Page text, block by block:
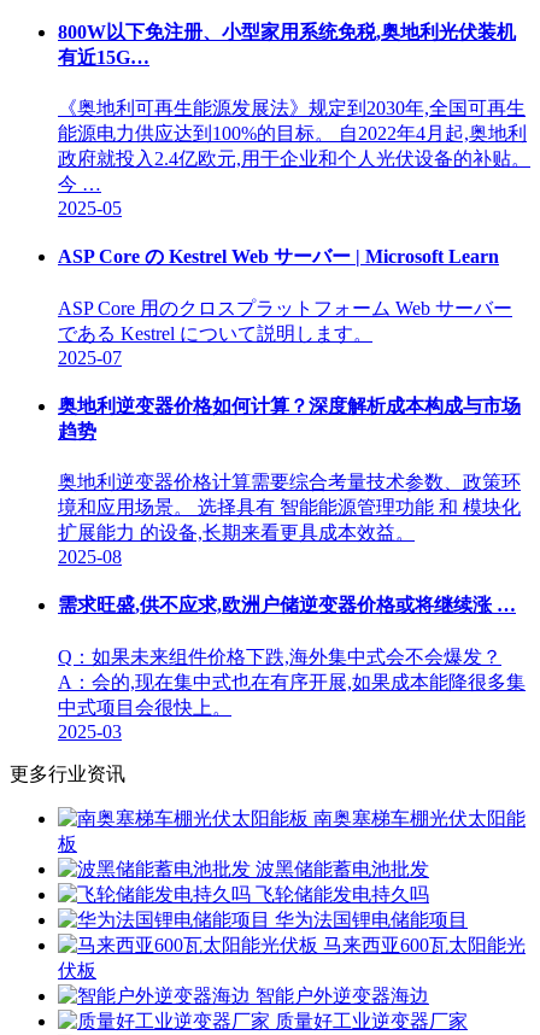
800W以下免注册、小型家用系统免税,奥地利光伏装机
有近15G…
《奥地利可再生能源发展法》规定到2030年,全国可再生
能源电力供应达到100%的目标。 自2022年4月起,奥地利
政府就投入2.4亿欧元,用于企业和个人光伏设备的补贴。
今 …
2025-05
ASP Core の Kestrel Web サーバー | Microsoft Learn
ASP Core 用のクロスプラットフォーム Web サーバー
である Kestrel について説明します。
2025-07
奥地利逆变器价格如何计算？深度解析成本构成与市场
趋势
奥地利逆变器价格计算需要综合考量技术参数、政策环
境和应用场景。 选择具有 智能能源管理功能 和 模块化
扩展能力 的设备,长期来看更具成本效益。
2025-08
需求旺盛,供不应求,欧洲户储逆变器价格或将继续涨 …
Q：如果未来组件价格下跌,海外集中式会不会爆发？
A：会的,现在集中式也在有序开展,如果成本能降很多集
中式项目会很快上。
2025-03
更多行业资讯
南奥塞梯车棚光伏太阳能
板
波黑储能蓄电池批发
飞轮储能发电持久吗
华为法国锂电储能项目
马来西亚600瓦太阳能光
伏板
智能户外逆变器海边
质量好工业逆变器厂家